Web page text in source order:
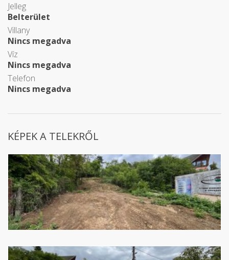
Jelleg
Belterület
Villany
Nincs megadva
Víz
Nincs megadva
Telefon
Nincs megadva
KÉPEK A TELEKRŐL